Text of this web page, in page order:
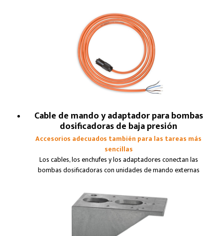
Cable de mando y adaptador para bombas
dosificadoras de baja presión
Accesorios adecuados también para las tareas más
sencillas
Los cables, los enchufes y los adaptadores conectan las
bombas dosificadoras con unidades de mando externas